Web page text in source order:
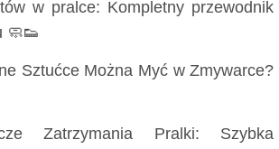
w pralce: Kompletny przewodnik
🧼👟
Sztućce Można Myć w Zmywarce?
Zatrzymania Pralki: Szybka